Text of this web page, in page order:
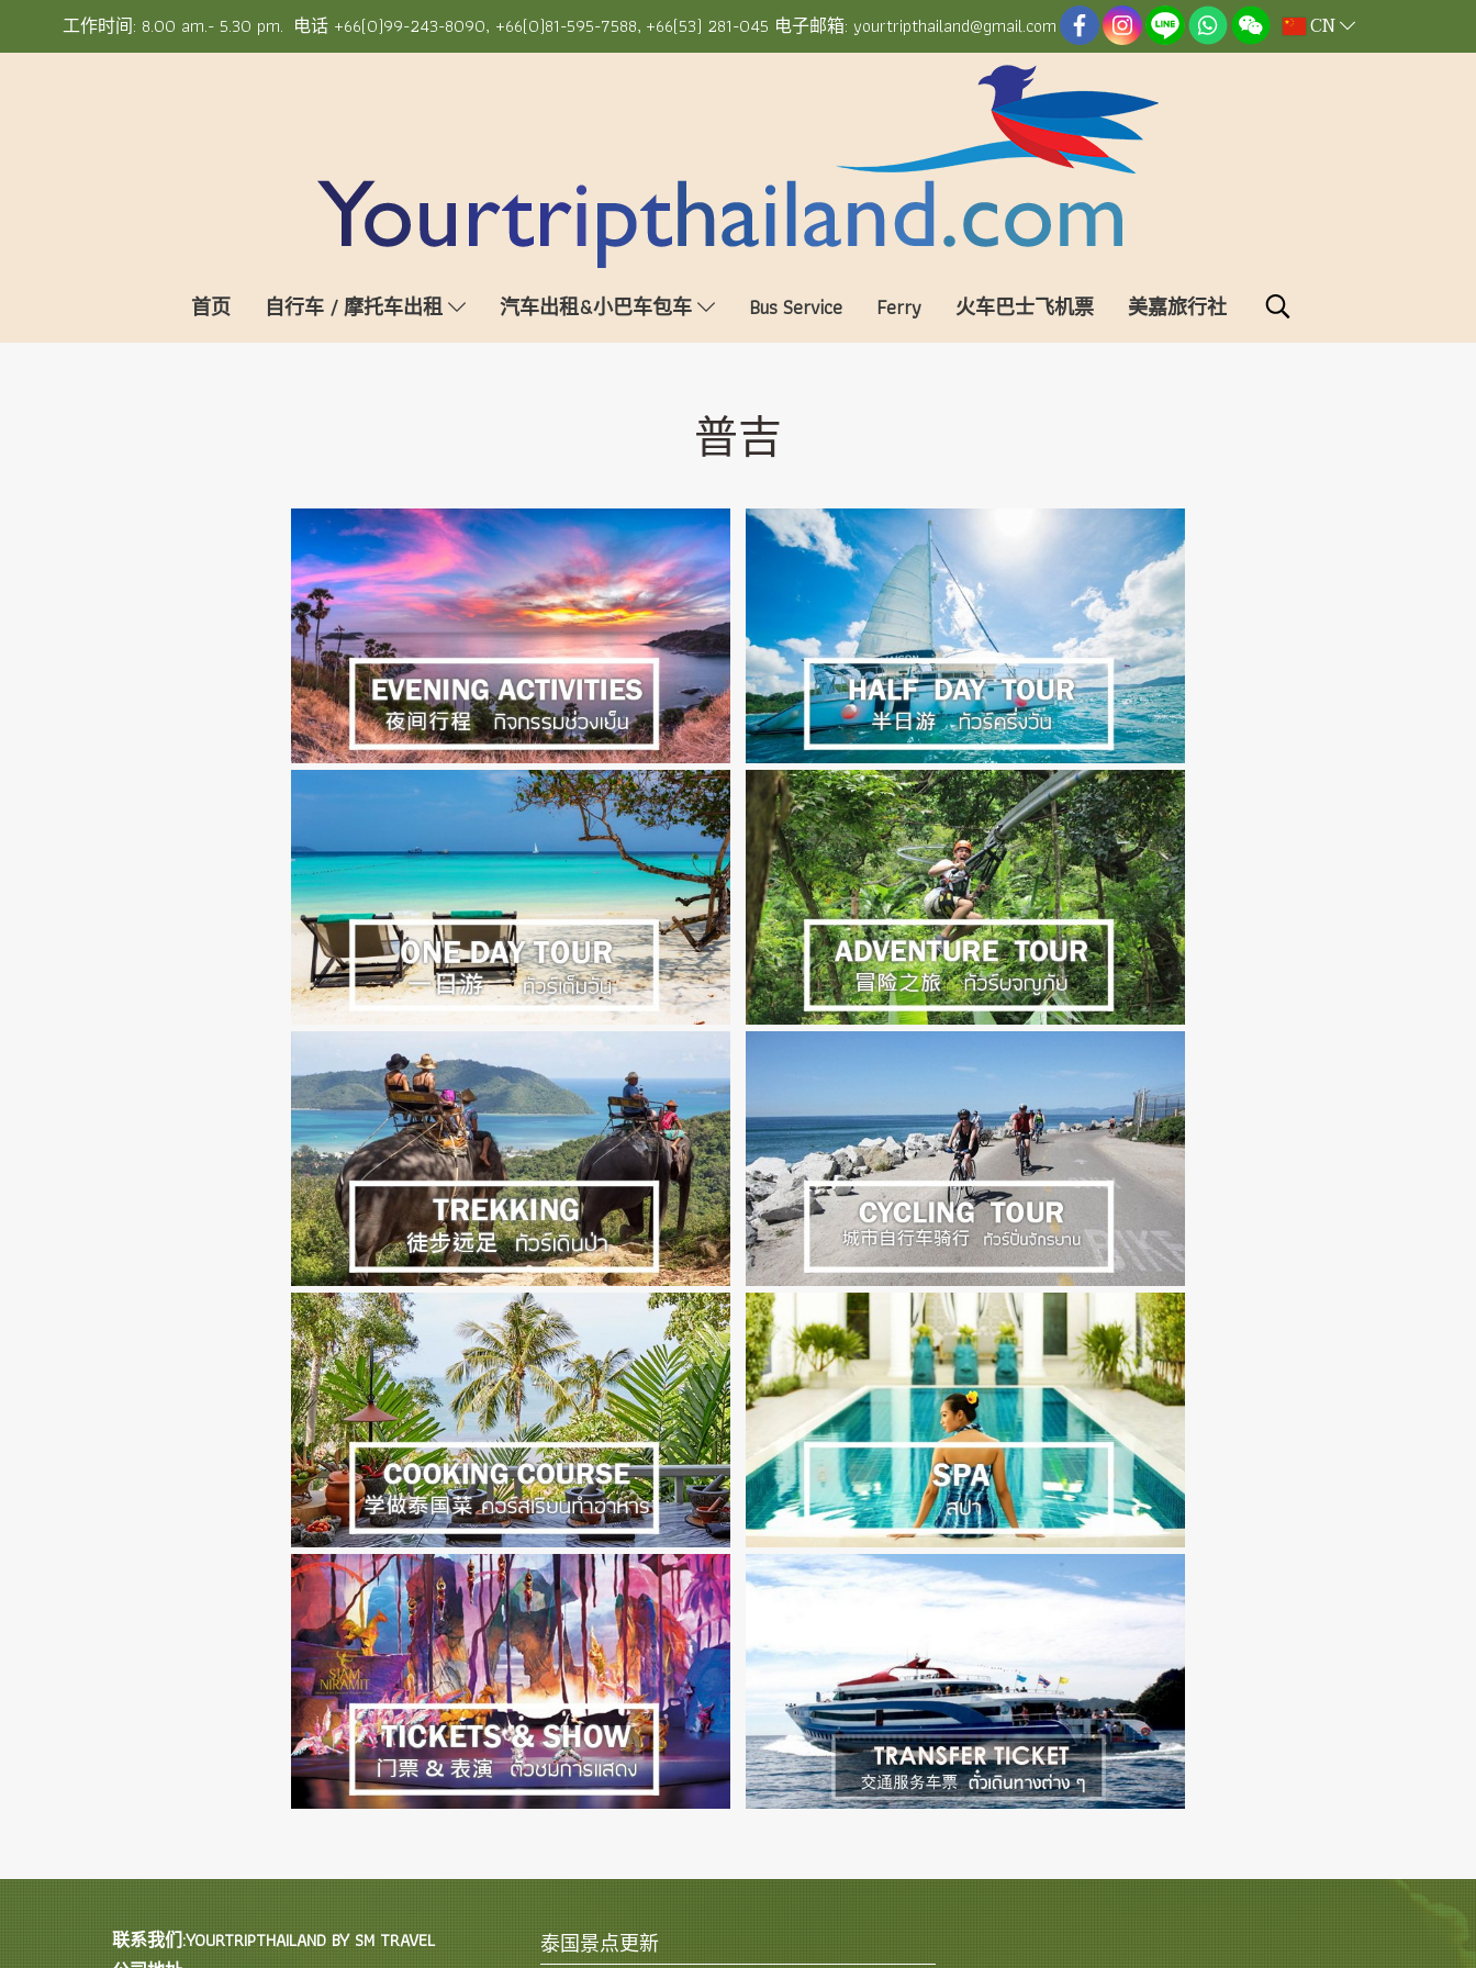
工作时间: 8.00 am.- 5.30 pm. 电话 +66(0)99-243-8090, +66(0)81-595-7588, +66(53) 281-045 电子邮箱: yourtripthailand@gmail.com CN
首页 自行车 / 摩托车出租 汽车出租&小巴车包车 Bus Service Ferry 火车巴士飞机票 美嘉旅行社
普吉
联系我们:YOURTRIPTHAILAND BY SM TRAVEL 泰国景点更新